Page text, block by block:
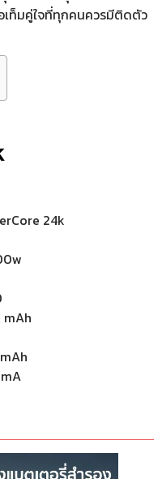
เท็มคู่ใจที่ทุกคนควรมีติดตัว
24k